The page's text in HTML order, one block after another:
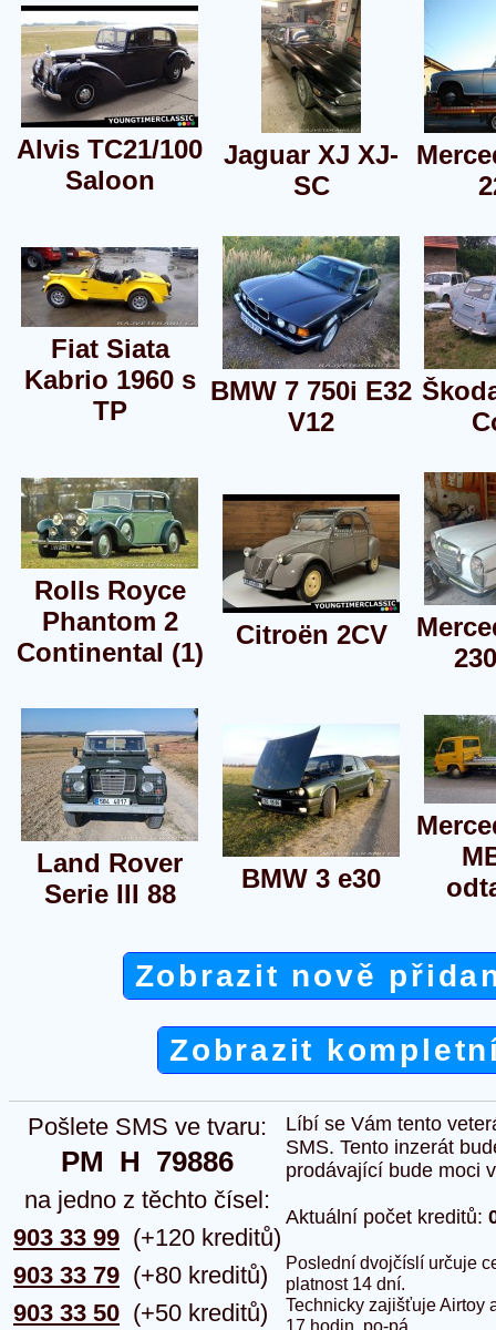
Alvis TC21/100
Saloon
Jaguar XJ XJ-
SC
Fiat Siata
Kabrio 1960 s
TP
BMW 7 750i E32
V12
Rolls Royce
Phantom 2
Continental (1)
Citroën 2CV
Land Rover
Serie III 88
BMW 3 e30
Zobrazit nově
Zobrazit
Pošlete SMS ve tvaru:
PM  H  79886
na jedno z těchto čísel:
903 33 99
903 33 79
903 33 50
(+120 kreditů)
(+80 kreditů)
(+50 kreditů)
Líbí se Vám tento
SMS. Tento inzerát
prodávající bude moci
Aktuální počet kreditů:
Poslední dvojčíslí určuje
platnost 14 dní.
Technicky zajišťuje Airtoy
17 hodin, po-pá.